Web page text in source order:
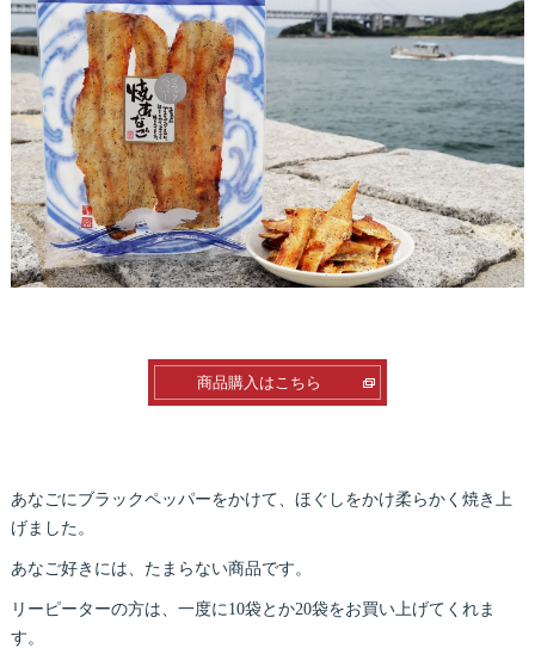
商品購入はこちら
あなごにブラックペッパーをかけて、ほぐしをかけ柔らかく焼き上
げました。
あなご好きには、たまらない商品です。
リーピーターの方は、一度に10袋とか20袋をお買い上げてくれま
す。